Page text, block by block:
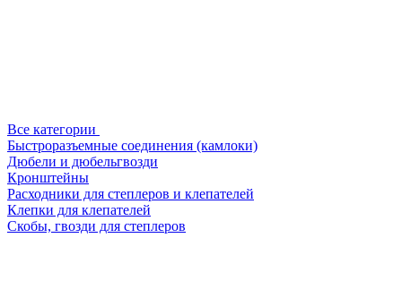
Все категории
Быстроразъемные соединения (камлоки)
Дюбели и дюбельгвозди
Кронштейны
Расходники для степлеров и клепателей
Клепки для клепателей
Скобы, гвозди для степлеров